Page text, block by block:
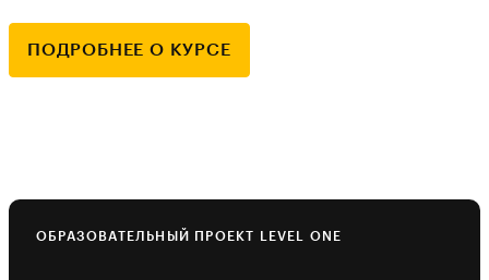
ПОДРОБНЕЕ О КУРСЕ
ОБРАЗОВАТЕЛЬНЫЙ ПРОЕКТ LEVEL ONE